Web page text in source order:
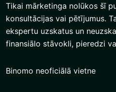
Tikai mārketinga nolūkos šī
konsultācijas vai pētījumus.
ekspertu uzskatus un
finansiālo stāvokli, pieredzi
Binomo neoficiālā vietne